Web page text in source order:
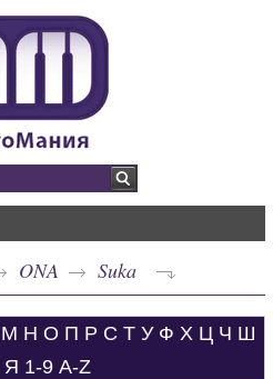
ONA Suka
М Н О П Р С Т У Ф Х Ц Ч Ш
Я 1-9 A-Z